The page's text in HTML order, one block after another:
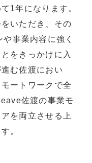
1年になります。
いただき、その
事業内容に強く
をきっかけに入
む佐渡におい
ートワークで全
佐渡の事業モ
を両立させる上
。